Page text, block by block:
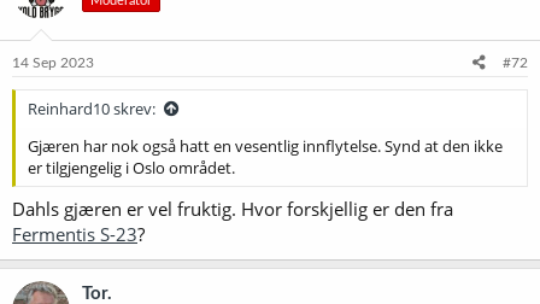
14 Sep 2023 #72
Reinhard10 skrev:
Gjæren har nok også hatt en vesentlig innflytelse. Synd at den ikke
er tilgjengelig i Oslo området.
Dahls gjæren er vel fruktig. Hvor forskjellig er den fra
Fermentis S-23?
Tor.